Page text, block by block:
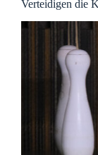
Verteidigen die